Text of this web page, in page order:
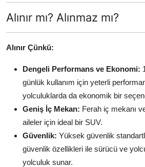
Alınır mı? Alınmaz mı?
Alınır Çünkü:
Dengeli Performans ve Ekonomi:
günlük kullanım için yeterli
yolculuklarda da ekonomik bir
Geniş İç Mekan: Ferah iç mekanı
aileler için ideal bir SUV.
Güvenlik: Yüksek güvenlik
güvenlik özellikleri ile sürücü ve
yolculuk sunar.